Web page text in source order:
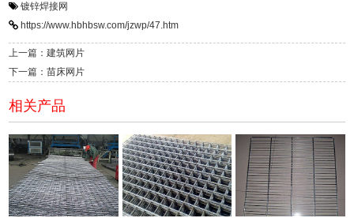
镀锌焊接网
https://www.hbhbsw.com/jzwp/47.htm
上一篇：建筑网片
下一篇：苗床网片
相关产品